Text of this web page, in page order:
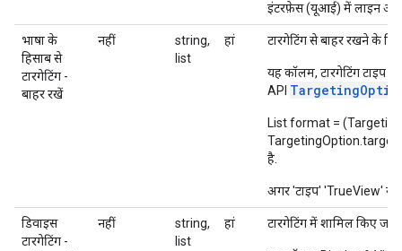
इंटरफ़ेस (यूआई) में लाइन
भाषा के
हिसाब से
टारगेटिंग -
बाहर रखें
नहीं
string,
list
हां टारगेटिंग से बाहर रखने के
यह कॉलम, टारगेटिंग टाइप
API
List format =
है.
अगर 'टाइप' 'TrueView' या
डिवाइस
टारगेटिंग -
नहीं
string,
list
हां टारगेटिंग में शामिल किए